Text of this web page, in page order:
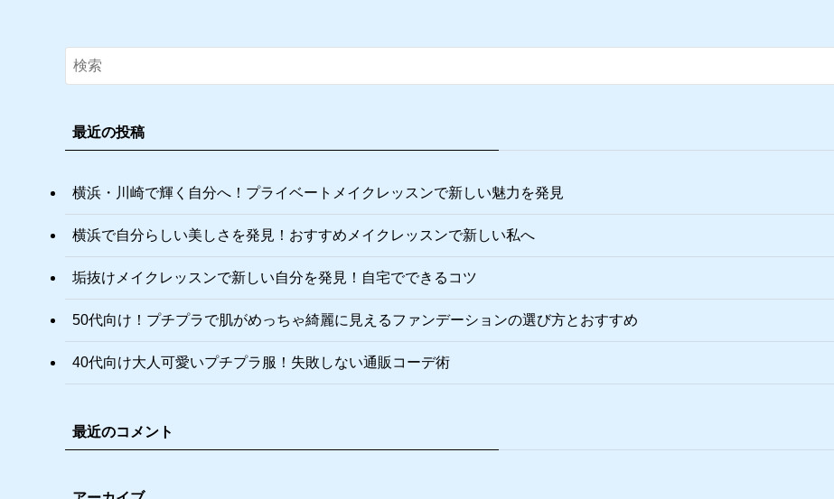
最近の投稿
横浜・川崎で輝く自分へ！プライベートメイクレッスンで新しい魅力を発見
横浜で自分らしい美しさを発見！おすすめメイクレッスンで新しい私へ
垢抜けメイクレッスンで新しい自分を発見！自宅でできるコツ
50代向け！プチプラで肌がめっちゃ綺麗に見えるファンデーションの選び方とおすすめ
40代向け大人可愛いプチプラ服！失敗しない通販コーデ術
最近のコメント